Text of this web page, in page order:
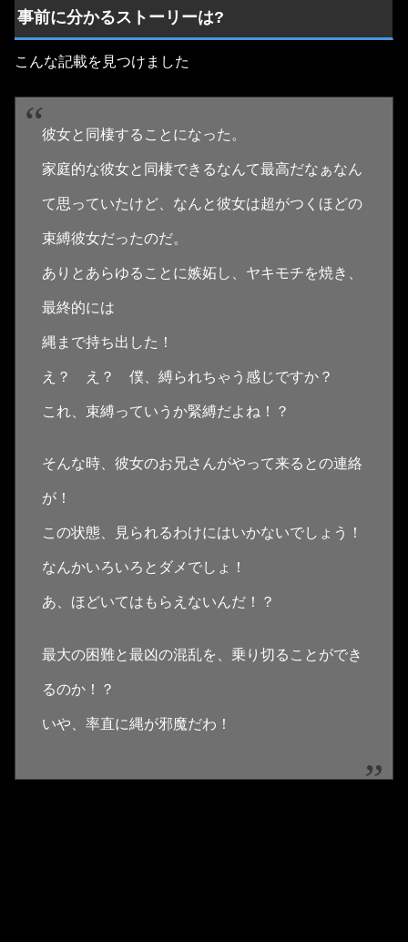
事前に分かるストーリーは?
こんな記載を見つけました
彼女と同棲することになった。
家庭的な彼女と同棲できるなんて最高だなぁなん
て思っていたけど、なんと彼女は超がつくほどの
束縛彼女だったのだ。
ありとあらゆることに嫉妬し、ヤキモチを焼き、
最終的には
縄まで持ち出した！
え？ え？ 僕、縛られちゃう感じですか？
これ、束縛っていうか緊縛だよね！？
そんな時、彼女のお兄さんがやって来るとの連絡
が！
この状態、見られるわけにはいかないでしょう！
なんかいろいろとダメでしょ！
あ、ほどいてはもらえないんだ！？
最大の困難と最凶の混乱を、乗り切ることができ
るのか！？
いや、率直に縄が邪魔だわ！